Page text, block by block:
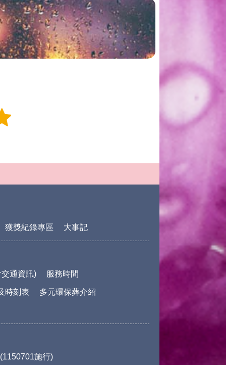
獲獎紀錄專區 大事記
通資訊) 服務時間
時刻表 多元環保葬介紹
施行)